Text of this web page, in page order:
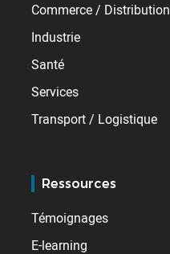
Commerce / Distribution
Industrie
Santé
Services
Transport / Logistique
Ressources
Témoignages
E-learning